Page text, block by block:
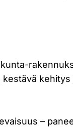
kehitys
–